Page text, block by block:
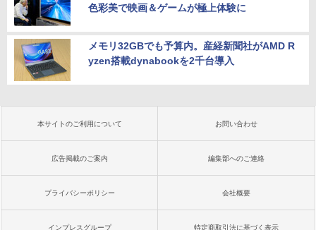
色彩美で映画＆ゲームが極上体験に
メモリ32GBでも予算内。産経新聞社がAMD R
yzen搭載dynabookを2千台導入
本サイトのご利用について お問い合わせ
広告掲載のご案内 編集部へのご連絡
プライバシーポリシー 会社概要
インプレスグループ 特定商取引法に基づく表示